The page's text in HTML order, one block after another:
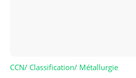
CCN/ Classification/ Métallurgie